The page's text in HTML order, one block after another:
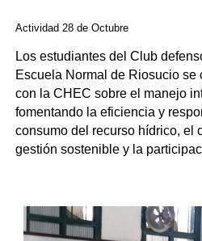
Actividad 28 de Octubre
Los estudiantes del Club
Escuela Normal de Riosucio se
con la CHEC sobre el manejo
fomentando la eficiencia y
consumo del recurso hídrico, el
gestión sostenible y la